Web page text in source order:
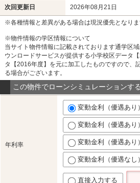
次回更新日 2026年08月21日
※各種情報と差異がある場合は現況優先となり
※物件情報の学区情報について
当サイト物件情報に記載されております通学区
ウンロードサービスが提供する小学校区データ
タ【2016年度】を元に加工したものですので、
る場合がございます。
この物件でローンシミュレーションする
年利率
変動金利（優遇あり
変動金利（優遇あり
変動金利（優遇あり
変動金利（優遇なし
直接入力する